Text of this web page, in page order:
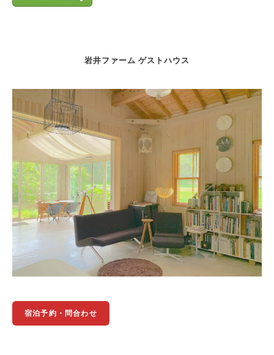
岩井ファーム ゲストハウス
宿泊予約・問合わせ